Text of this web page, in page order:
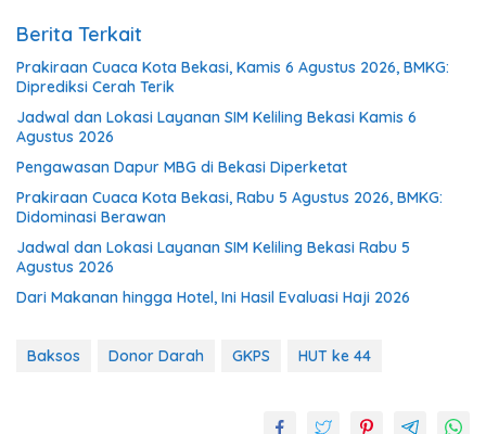
Berita Terkait
Prakiraan Cuaca Kota Bekasi, Kamis 6 Agustus 2026, BMKG:
Diprediksi Cerah Terik
Jadwal dan Lokasi Layanan SIM Keliling Bekasi Kamis 6
Agustus 2026
Pengawasan Dapur MBG di Bekasi Diperketat
Prakiraan Cuaca Kota Bekasi, Rabu 5 Agustus 2026, BMKG:
Didominasi Berawan
Jadwal dan Lokasi Layanan SIM Keliling Bekasi Rabu 5
Agustus 2026
Dari Makanan hingga Hotel, Ini Hasil Evaluasi Haji 2026
Baksos Donor Darah GKPS HUT ke 44